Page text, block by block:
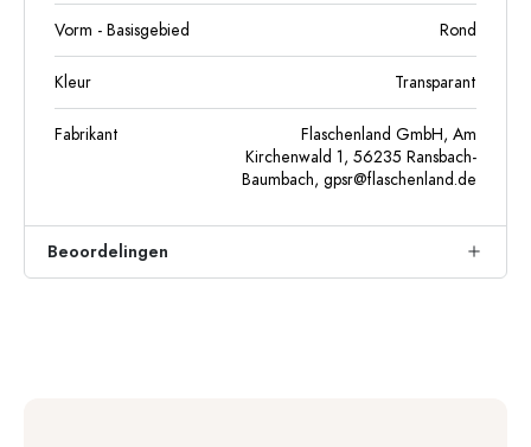
Vorm - Basisgebied Rond
Kleur Transparant
Fabrikant
Flaschenland GmbH, Am
Kirchenwald 1, 56235 Ransbach-
Baumbach, gpsr@flaschenland.de
Beoordelingen